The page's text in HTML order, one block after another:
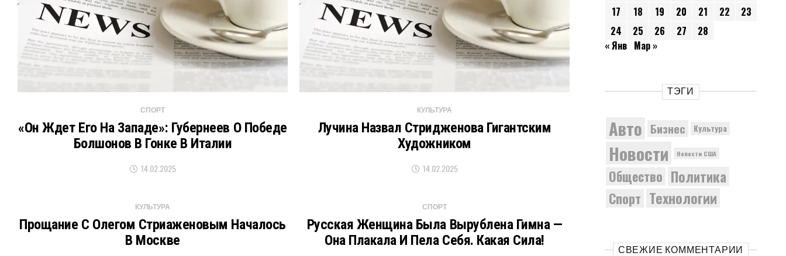
СПОРТ
«Он Ждет Его На Западе»: Губернеев О Победе
Болшонов В Гонке В Италии
14.02.2025
КУЛЬТУРА
Лучина Назвал Стридженова Гигантским
Художником
14.02.2025
КУЛЬТУРА
Прощание С Олегом Стриаженовым Началось
В Москве
СПОРТ
Русская Женщина Была Вырублена Гимна —
Она ​​плакала И Пела Себя. Какая Сила!
17
18 19 20 21 22
23
24
25 26 27
28
« Янв Мар »
ТЭГИ
Авто Бизнес Культура
Новости Новости США
Общество Политика
Спорт Технологии
СВЕЖИЕ КОММЕНТАРИИ